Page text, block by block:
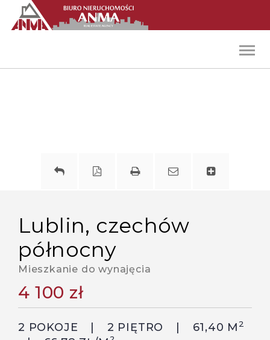
lublin, czechów
północny
Mieszkanie do wynajęcia
4 100 zł
2 POKOJE 2 PIĘTRO 61,40 M 2